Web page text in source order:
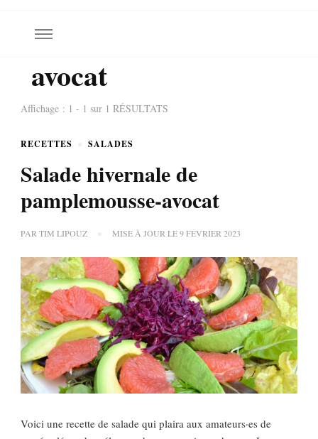
avocat
Affichage : 1 - 1 sur 1 RÉSULTATS
RECETTES SALADES
Salade hivernale de
pamplemousse-avocat
PAR TIM LIPOUZ MISE À JOUR LE9 FÉVRIER 2023
Voici une recette de salade qui plaira aux amateurs·es de